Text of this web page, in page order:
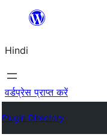
सामग्री
जाएं
Hindi
वर्डप्रेस प्राप्त करें
Plugin Directory